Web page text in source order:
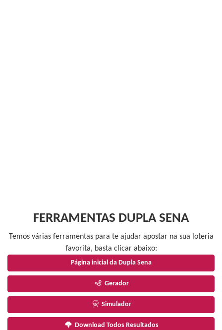
FERRAMENTAS DUPLA SENA
Temos várias ferramentas para te ajudar apostar na sua loteria
favorita, basta clicar abaixo:
Página inicial da Dupla Sena
Gerador
Simulador
Download Todos Resultados